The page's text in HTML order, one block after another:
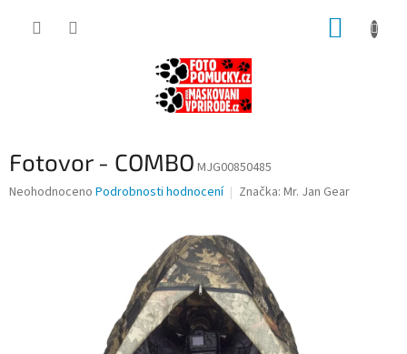
Fotovor - COMBO MJG00850485
Průměrné
Neohodnoceno Podrobnosti hodnocení Značka: Mr. Jan Gear